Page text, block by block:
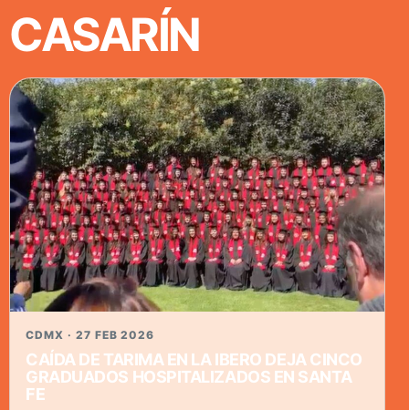
CASARÍN
CDMX · 27 FEB 2026
CAÍDA DE TARIMA EN LA IBERO DEJA CINCO
GRADUADOS HOSPITALIZADOS EN SANTA
FE